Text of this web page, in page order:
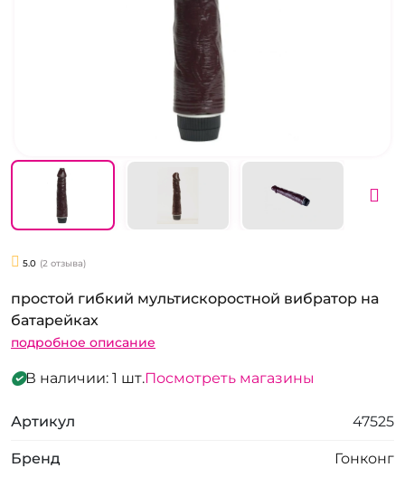
5.0 (2 отзыва)
простой гибкий мультискоростной вибратор на
батарейках
подробное описание
В наличии: 1 шт.Посмотреть магазины
Артикул 47525
Бренд Гонконг